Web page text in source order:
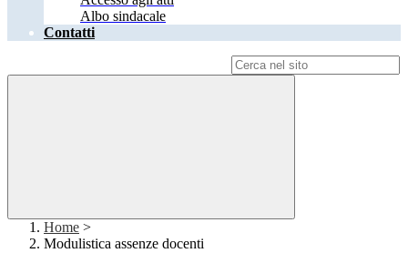
Albo sindacale
Contatti
Home >
Modulistica assenze docenti